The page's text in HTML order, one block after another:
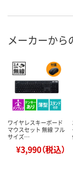
メーカーから
ワイヤレスキーボード
マウスセット 無線 フル
サイズ…
¥3,990（税込）